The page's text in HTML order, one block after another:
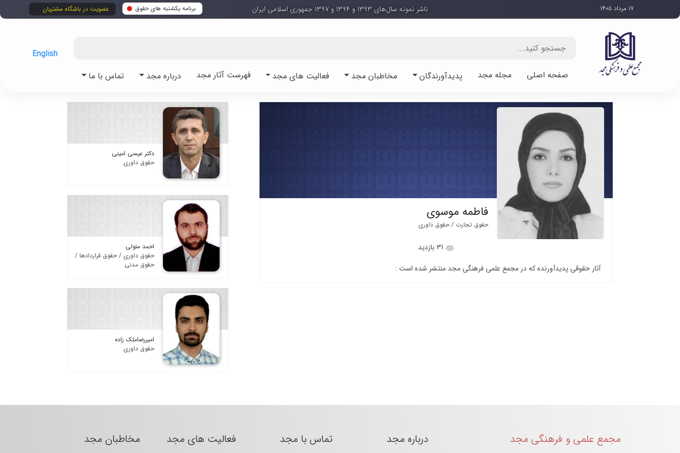
برنامه یکشنبه های حقوق عضویت در باشگاه مشتریان ۱۷ مرداد ۱۴۰۵ ناشر نمونه سال‌های ۱۳۹۳ و ۱۳۹۴ و ۱۳۹۷ جمهوری اسلامی ایران
صفحه اصلی مجله مجد پدیدآورندگان مخاطبان مجد فعالیت های مجد فهرست آثار مجد درباره مجد تماس با ما
English
فاطمه موسوی
حقوق تجارت / حقوق داوری
آثار حقوقی پدیدآورنده که در مجمع علمی فرهنگی مجد منتشر شده است :
دکتر عیسی امینی
حقوق داوری
احمد متولی
حقوق داوری / حقوق قراردادها /
حقوق مدنی
امیررضاملک زاده
حقوق داوری
مجمع علمی و فرهنگی مجد درباره مجد تماس با مجد فعالیت های مجد مخاطبان مجد